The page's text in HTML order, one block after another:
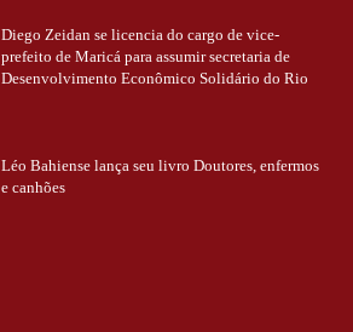
Diego Zeidan se licencia do cargo de vice-
prefeito de Maricá para assumir secretaria de
Desenvolvimento Econômico Solidário do Rio
Léo Bahiense lança seu livro Doutores, enfermos
e canhões